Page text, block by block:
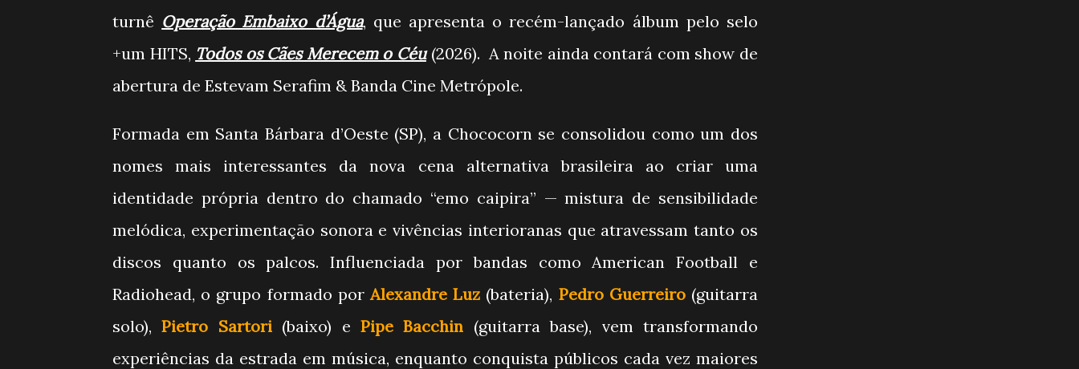
turnê Operação Embaixo d’Água, que apresenta o recém-lançado álbum pelo selo
+um HITS, Todos os Cães Merecem o Céu(2026). A noite ainda contará com show de
abertura de Estevam Serafim & Banda Cine Metrópole.
Formada em Santa Bárbara d’Oeste (SP), a Chococorn se consolidou como um dos
nomes mais interessantes da nova cena alternativa brasileira ao criar uma
identidade própria dentro do chamado “emo caipira” — mistura de sensibilidade
melódica, experimentação sonora e vivências interioranas que atravessam tanto os
discos quanto os palcos. Influenciada por bandas como American Football e
Radiohead, o grupo formado por Alexandre Luz (bateria), Pedro Guerreiro(guitarra
solo),Pietro Sartori(baixo) ePipe Bacchin (guitarra base), vem transformando
experiências da estrada em música, enquanto conquista públicos cada vez maiores